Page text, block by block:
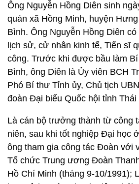
Ông Nguyễn Hồng Diên sinh
quán xã Hồng Minh, huyện
Bình. Ông Nguyễn Hồng Diên
lịch sử, cử nhân kinh tế, Tiến sĩ
công. Trước khi được bầu làm
Bình, ông Diên là Ủy viên BCH
Phó Bí thư Tỉnh ủy, Chủ tịch
đoàn Đại biểu Quốc hội tỉnh Thái
Là cán bộ trưởng thành từ công
niên, sau khi tốt nghiệp Đại học
ông tham gia công tác Đoàn với
Tổ chức Trung ương Đoàn
Hồ Chí Minh (tháng 9-10/1991);